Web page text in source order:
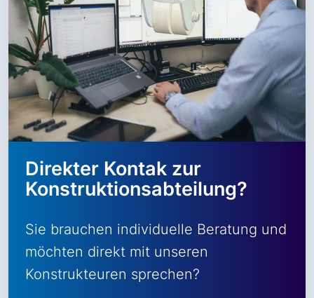
Direkter Kontak zur
Konstruktionsabteilung?
Sie brauchen individuelle Beratung und
möchten direkt mit unseren
Konstrukteuren sprechen?